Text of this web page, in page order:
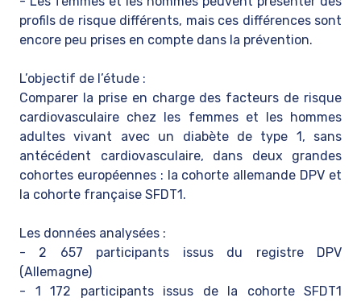
profils de risque différents, mais ces différences sont
encore peu prises en compte dans la prévention.
L’objectif de l’étude :
Comparer la prise en charge des facteurs de risque
cardiovasculaire chez les femmes et les hommes
adultes vivant avec un diabète de type 1, sans
antécédent cardiovasculaire, dans deux grandes
cohortes européennes : la cohorte allemande DPV et
la cohorte française SFDT1.
Les données analysées :
- 2 657 participants issus du registre DPV
(Allemagne)
- 1 172 participants issus de la cohorte SFDT1